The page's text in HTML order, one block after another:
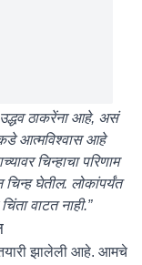
उद्धव ठाकरेंना आहे, असं
आत्मविश्वास आहे
चिन्हाचा परिणाम
घेतील. लोकांपर्यंत
वाटत नाही.”
तयारी झालेली आहे. आमचे